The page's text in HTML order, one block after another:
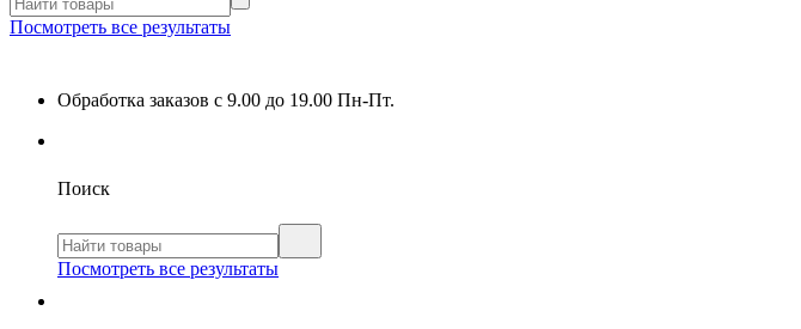
Посмотреть все результаты
Обработка заказов с 9.00 до 19.00 Пн-Пт.
Поиск
Посмотреть все результаты